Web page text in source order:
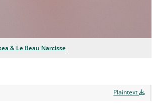
& Le Beau Narcisse
Plaintext